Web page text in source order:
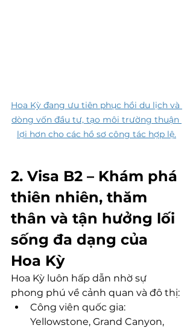
Hoa Kỳ đang ưu tiên phục hồi du lịch và
dòng vốn đầu tư, tạo môi trường thuận
lợi hơn cho các hồ sơ công tác hợp lệ.
2. Visa B2 – Khám phá
thiên nhiên, thăm
thân và tận hưởng lối
sống đa dạng của
Hoa Kỳ
Hoa Kỳ luôn hấp dẫn nhờ sự
phong phú về cảnh quan và đô thị:
Công viên quốc gia:
Yellowstone, Grand Canyon,